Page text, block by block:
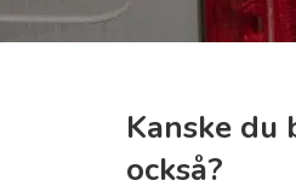
Kanske du
också?